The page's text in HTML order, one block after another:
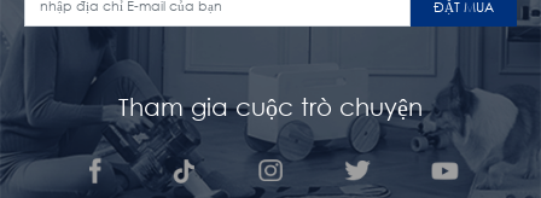
ĐẶT MUA
Tham gia cuộc trò chuyện